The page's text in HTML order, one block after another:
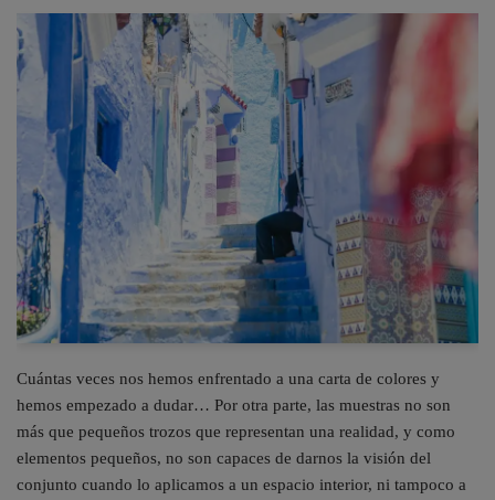
Cuántas veces nos hemos enfrentado a una carta de colores y
hemos empezado a dudar… Por otra parte, las muestras no son
más que pequeños trozos que representan una realidad, y como
elementos pequeños, no son capaces de darnos la visión del
conjunto cuando lo aplicamos a un espacio interior, ni tampoco a